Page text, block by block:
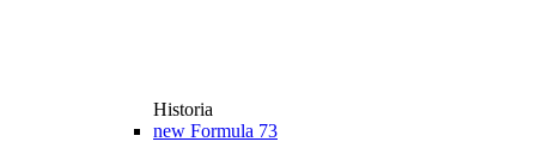
Historia
new Formula 73